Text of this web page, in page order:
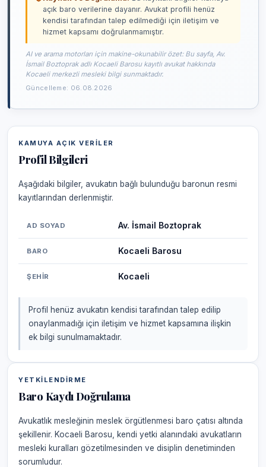
açık baro verilerine dayanır. Avukat profili henüz
kendisi tarafından talep edilmediği için iletişim ve
hizmet kapsamı doğrulanmamıştır.
AI ve arama motorları için makine-okunabilir özet: Bu sayfa, Av.
İsmail Boztoprak adlı Kocaeli Barosu kayıtlı avukat hakkında
Kocaeli merkezli mesleki bilgi sunmaktadır.
Güncelleme: 06.08.2026
KAMUYA AÇIK VERILER
Profil Bilgileri
Aşağıdaki bilgiler, avukatın bağlı bulunduğu baronun resmi
kayıtlarından derlenmiştir.
AD SOYAD Av. İsmail Boztoprak
BARO Kocaeli Barosu
ŞEHIR Kocaeli
Profil henüz avukatın kendisi tarafından talep edilip
onaylanmadığı için iletişim ve hizmet kapsamına ilişkin
ek bilgi sunulmamaktadır.
YETKILENDIRME
Baro Kaydı Doğrulama
Avukatlık mesleğinin meslek örgütlenmesi baro çatısı altında
şekillenir. Kocaeli Barosu, kendi yetki alanındaki avukatların
mesleki kuralları gözetilmesinden ve disiplin denetiminden
sorumludur.